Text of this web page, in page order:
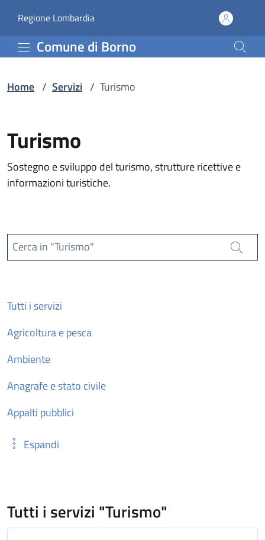
Servizi | Comune di
Regione Lombardia(apre in un'altra scheda).
Comune di Borno
Home / Servizi / Turismo
Turismo
Sostegno e sviluppo del turismo, strutture ricettive e
informazioni turistiche.
Cerca in "Turismo"
Cerca
Tutti i servizi
Agricoltura e pesca
Ambiente
Anagrafe e stato civile
Appalti pubblici
Espandi
Tutti i servizi "Turismo"